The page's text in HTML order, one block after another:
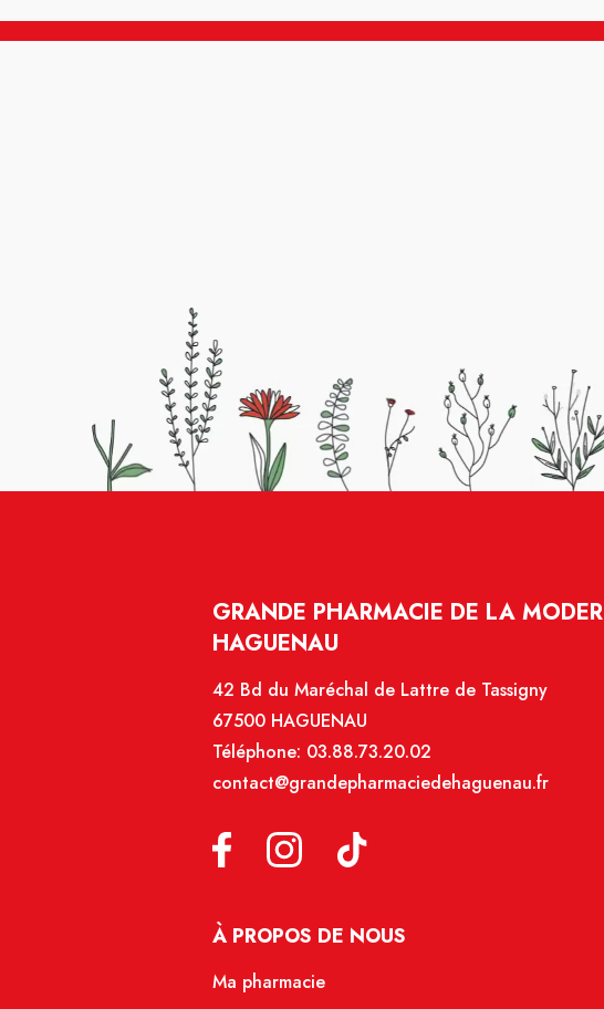
GRANDE PHARMACIE DE LA MODER
HAGUENAU
42 Bd du Maréchal de Lattre de Tassigny
67500 HAGUENAU
Téléphone: 03.88.73.20.02
contact@grandepharmaciedehaguenau.fr
À PROPOS DE NOUS
Ma pharmacie